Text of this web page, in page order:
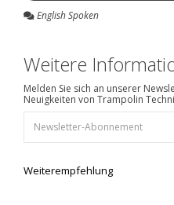
English Spoken
Weitere
Melden Sie sich an unserer
Neuigkeiten von Trampolin
Weiterempfehlung